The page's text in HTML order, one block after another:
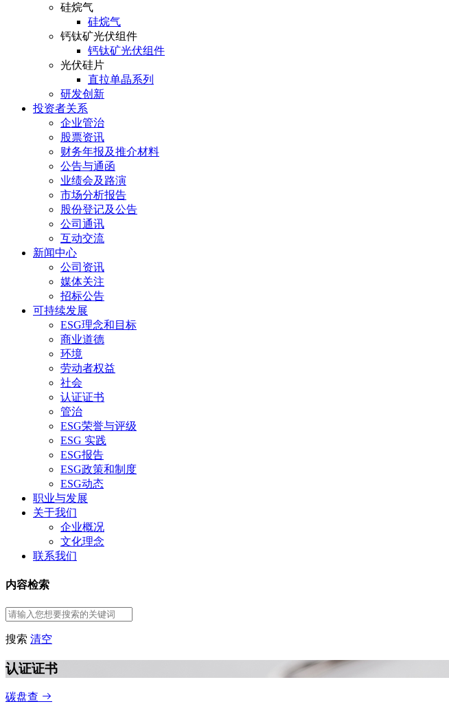
硅烷气
硅烷气
钙钛矿光伏组件
钙钛矿光伏组件
光伏硅片
直拉单晶系列
研发创新
投资者关系
企业管治
股票资讯
财务年报及推介材料
公告与通函
业绩会及路演
市场分析报告
股份登记及公告
公司通讯
互动交流
新闻中心
公司资讯
媒体关注
招标公告
可持续发展
ESG理念和目标
商业道德
环境
劳动者权益
社会
认证证书
管治
ESG荣誉与评级
ESG 实践
ESG报告
ESG政策和制度
ESG动态
职业与发展
关于我们
企业概况
文化理念
联系我们
内容检索
搜索 清空
认证证书
碳盘查